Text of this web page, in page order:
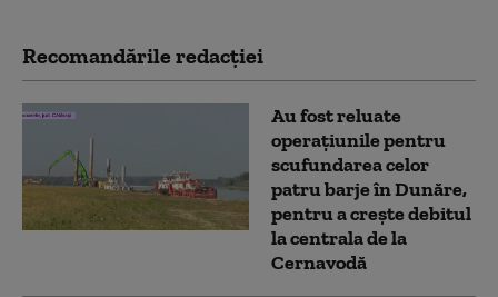
Recomandările redacţiei
Au fost reluate
operațiunile pentru
scufundarea celor
patru barje în Dunăre,
pentru a crește debitul
la centrala de la
Cernavodă